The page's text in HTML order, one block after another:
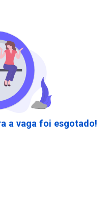
a vaga foi esgotado!